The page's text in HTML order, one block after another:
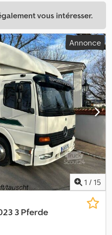
vous intéresser.
Annonce
1 / 15
3 Pferde